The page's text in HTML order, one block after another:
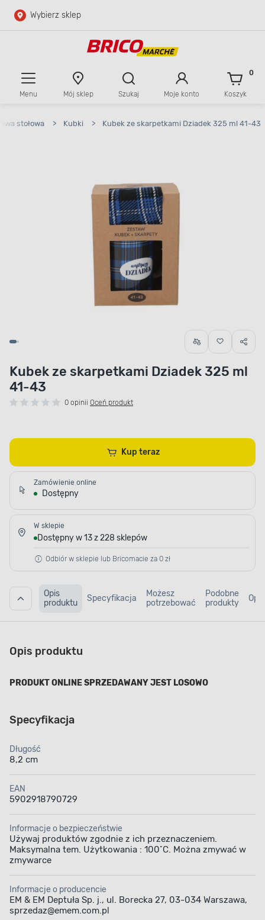
Przejdź do głównej zawartości
Wybierz sklep
Menu Mój sklep Szukaj Moje konto Koszyk
0
stołowa > Kubki > Kubek ze skarpetkami Dziadek 325 ml 41-43
Kubek ze skarpetkami Dziadek 325 ml
41-43
0 opinii Oceń produkt
Kup teraz
Zamówienie online
Dostępny
W sklepie
Dostępny w 13 z 228 sklepów
Odbiór w sklepie lub Bricomacie za 0 zł
Opis
produktu
Specyfikacja
Możesz
potrzebować
Podobne
produkty
Opis produktu
PRODUKT ONLINE SPRZEDAWANY JEST LOSOWO
Specyfikacja
Długość
8,2 cm
EAN
5902918790729
Informacje o bezpieczeństwie
Używaj produktów zgodnie z ich przeznaczeniem.
Maksymalna tem. Użytkowania : 100˚C. Można zmywać w
zmywarce
Informacje o producencie
EM & EM Deptuła Sp. j., ul. Borecka 27, 03-034 Warszawa,
sprzedaz@emem.com.pl